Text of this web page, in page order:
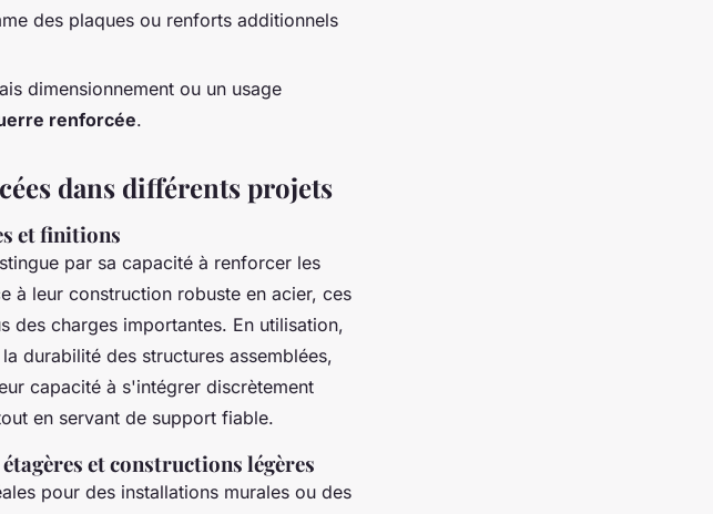
des plaques ou renforts additionnels
dimensionnement ou un usage
renforcée.
dans différents projets
et finitions
par sa capacité à renforcer les
à leur construction robuste en acier, ces
des charges importantes. En utilisation,
durabilité des structures assemblées,
capacité à s'intégrer discrètement
en servant de support fiable.
et constructions légères
pour des installations murales ou des